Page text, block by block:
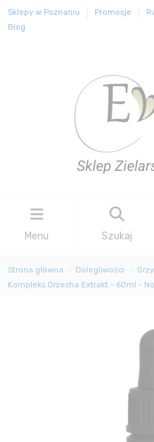
Sklepy w Poznaniu Promocje
Blog
Menu Szukaj
Strona główna Dolegliwości
Kompleks Orzecha Extrakt - 60ml -